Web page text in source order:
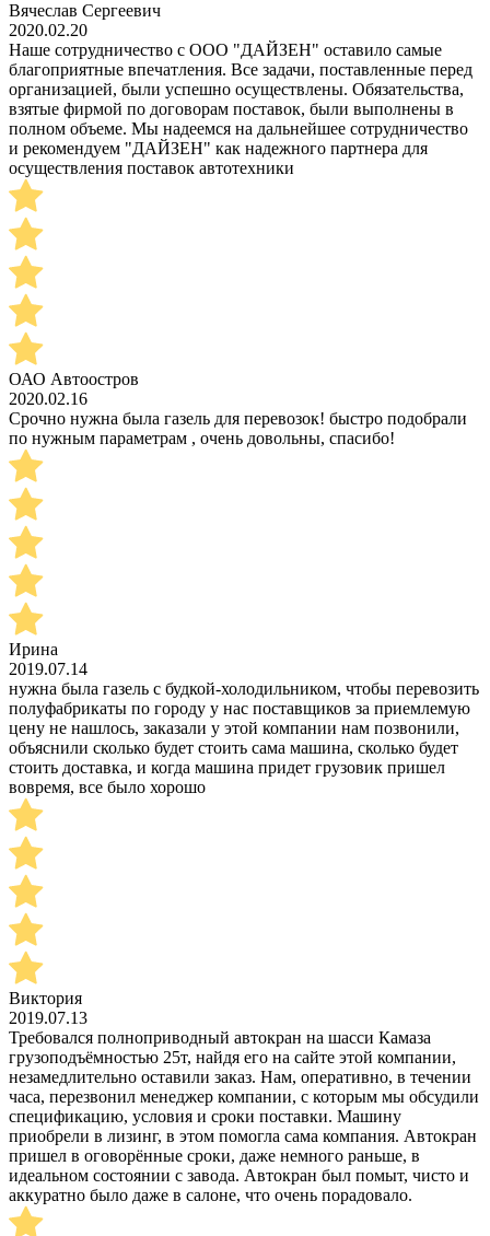
Вячеслав Сергеевич
2020.02.20
Наше сотрудничество с ООО "ДАЙЗЕН" оставило самые
благоприятные впечатления. Все задачи, поставленные перед
организацией, были успешно осуществлены. Обязательства,
взятые фирмой по договорам поставок, были выполнены в
полном объеме. Мы надеемся на дальнейшее сотрудничество
и рекомендуем "ДАЙЗЕН" как надежного партнера для
осуществления поставок автотехники
ОАО Автоостров
2020.02.16
Срочно нужна была газель для перевозок! быстро подобрали
по нужным параметрам , очень довольны, спасибо!
Ирина
2019.07.14
нужна была газель с будкой-холодильником, чтобы перевозить
полуфабрикаты по городу у нас поставщиков за приемлемую
цену не нашлось, заказали у этой компании нам позвонили,
объяснили сколько будет стоить сама машина, сколько будет
стоить доставка, и когда машина придет грузовик пришел
вовремя, все было хорошо
Виктория
2019.07.13
Требовался полноприводный автокран на шасси Камаза
грузоподъёмностью 25т, найдя его на сайте этой компании,
незамедлительно оставили заказ. Нам, оперативно, в течении
часа, перезвонил менеджер компании, с которым мы обсудили
спецификацию, условия и сроки поставки. Машину
приобрели в лизинг, в этом помогла сама компания. Автокран
пришел в оговорённые сроки, даже немного раньше, в
идеальном состоянии с завода. Автокран был помыт, чисто и
аккуратно было даже в салоне, что очень порадовало.